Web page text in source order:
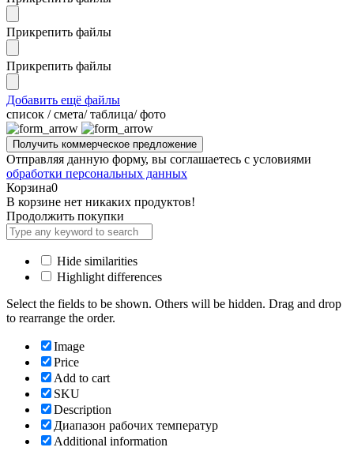
Прикрепить файлы
Прикрепить файлы
Добавить ещё файлы
cписок / смета/ таблица/ фото
Отправляя данную форму, вы соглашаетесь с условиями
обработки персональных данных
Корзина0
В корзине нет никаких продуктов!
Продолжить покупки
Hide similarities
Highlight differences
Select the fields to be shown. Others will be hidden. Drag and drop
to rearrange the order.
Image
Price
Add to cart
SKU
Description
Диапазон рабочих температур
Additional information